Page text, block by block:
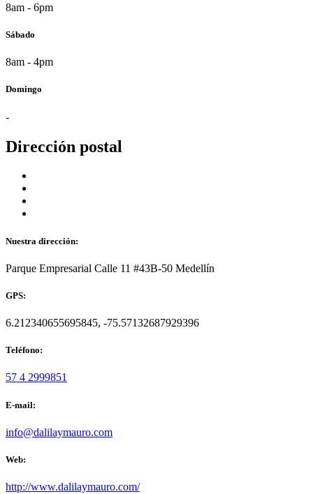
8am - 6pm
Sábado
8am - 4pm
Domingo
-
Dirección postal
Nuestra dirección:
Parque Empresarial Calle 11 #43B-50 Medellín
GPS:
6.212340655695845, -75.57132687929396
Teléfono:
57 4 2999851
E-mail:
info@dalilaymauro.com
Web:
http://www.dalilaymauro.com/